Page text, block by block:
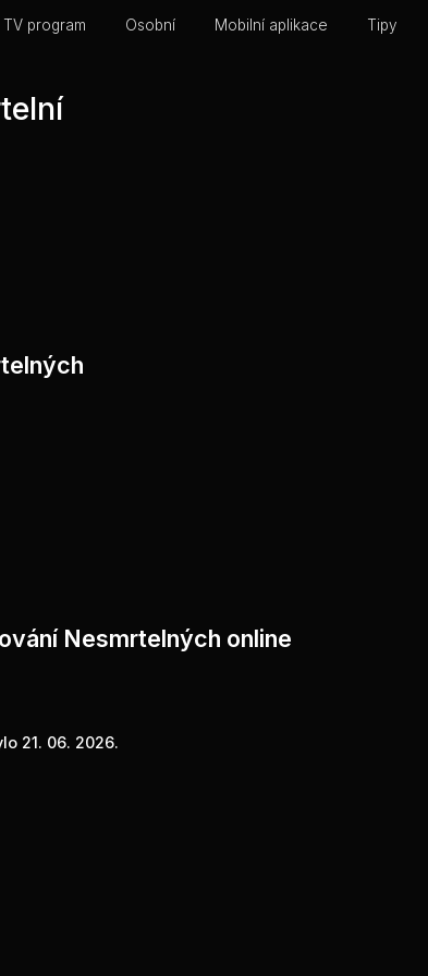
TV program Osobní Mobilní aplikace Tipy
Nesmrtelných online
21. 06. 2026.